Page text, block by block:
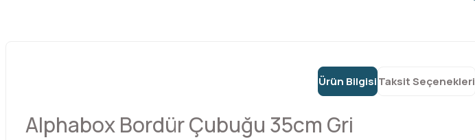
Ürün BilgisiTaksit Seçenekleri
Alphabox Bordür Çubuğu 35cm Gri